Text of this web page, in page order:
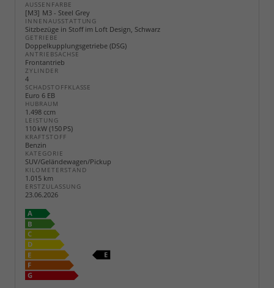
AUSSENFARBE
M3 M3 - Steel Grey
INNENAUSSTATTUNG
Sitzbezüge in Stoff im Loft Design, Schwarz
GETRIEBE
Doppelkupplungsgetriebe (DSG)
ANTRIEBSACHSE
Frontantrieb
ZYLINDER
4
SCHADSTOFFKLASSE
Euro 6 EB
HUBRAUM
1.498 ccm
LEISTUNG
110 kW (150 PS)
KRAFTSTOFF
Benzin
KATEGORIE
SUV/Geländewagen/Pickup
KILOMETERSTAND
1.015 km
ERSTZULASSUNG
23.06.2026